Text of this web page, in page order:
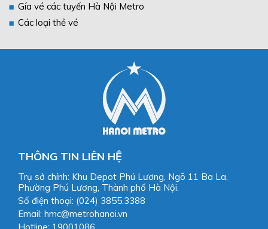
Gía vé các tuyến Hà Nội Metro
Các loại thẻ vé
THÔNG TIN LIÊN HỆ
Trụ sở chính: Khu Depot Phú Lương, Ngõ 11 Ba La,
Phường Phú Lương, Thành phố Hà Nội.
Số điện thoại: (024) 3855.3388
Email: hmc@metrohanoi.vn